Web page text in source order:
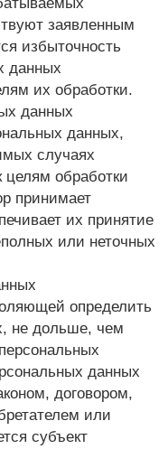
свое